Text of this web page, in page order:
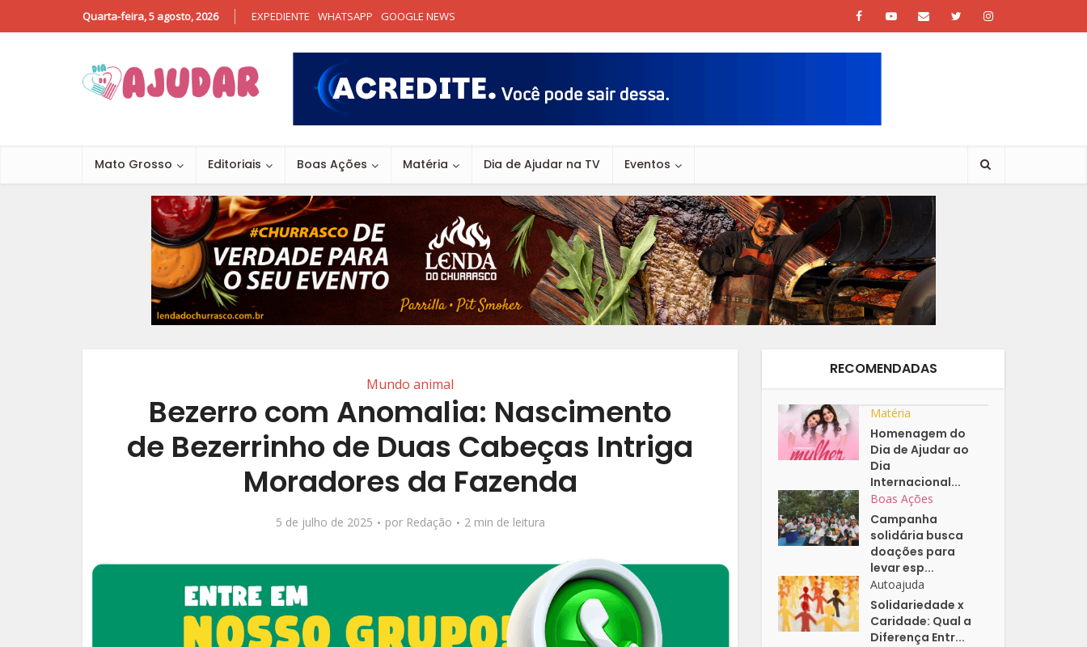
Quarta-feira, 5 agosto, 2026 EXPEDIENTE WHATSAPP GOOGLE NEWS
Mato Grosso Editoriais Boas Ações Matéria Dia de Ajudar na TV Eventos
Mundo animal
Bezerro com Anomalia: Nascimento
de Bezerrinho de Duas Cabeças Intriga
Moradores da Fazenda
5 de julho de 2025 por Redação 2 min de leitura
RECOMENDADAS
Matéria
Homenagem do
Dia de Ajudar ao
Dia
Internacional...
Boas Ações
Campanha
solidária busca
doações para
levar esp...
Autoajuda
Solidariedade x
Caridade: Qual a
Diferença Entr...